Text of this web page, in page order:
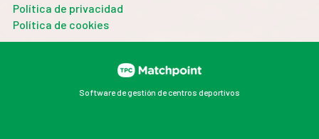
Política de privacidad
Política de cookies
Software de gestión de centros deportivos